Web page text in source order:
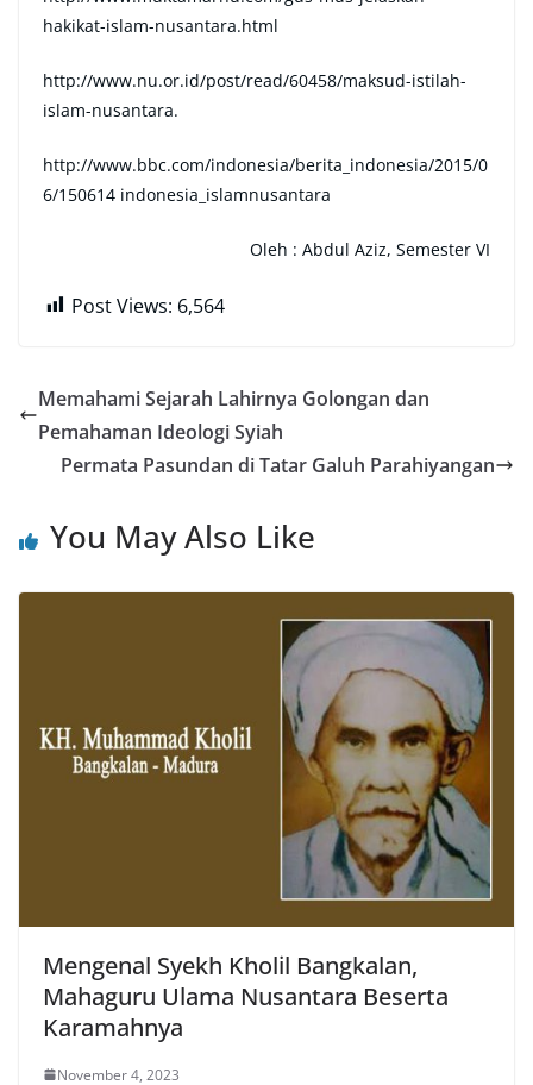
hakikat-islam-nusantara.html
http://www.nu.or.id/post/read/60458/maksud-istilah-
islam-nusantara.
http://www.bbc.com/indonesia/berita_indonesia/2015/0
6/150614 indonesia_islamnusantara
Oleh : Abdul Aziz, Semester VI
Post Views: 6,564
Memahami Sejarah Lahirnya Golongan dan
Pemahaman Ideologi Syiah
Permata Pasundan di Tatar Galuh Parahiyangan
You May Also Like
Mengenal Syekh Kholil Bangkalan,
Mahaguru Ulama Nusantara Beserta
Karamahnya
November 4, 2023